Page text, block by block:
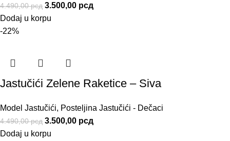
4.490,00рсд 3.500,00 рсд
Dodaj u korpu
-22%
Jastučići Zelene Raketice – Siva
Model Jastučići, Posteljina Jastučići - Dečaci
4.490,00рсд 3.500,00 рсд
Dodaj u korpu